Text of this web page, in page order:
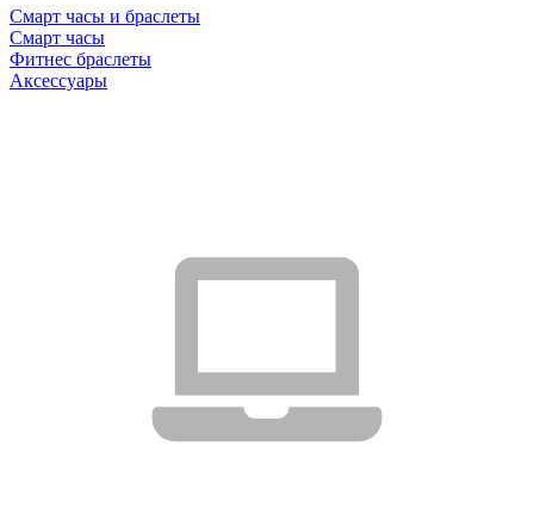
Смарт часы и браслеты
Смарт часы
Фитнес браслеты
Аксессуары